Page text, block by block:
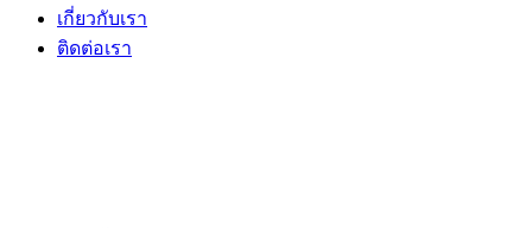
เกี่ยวกับเรา
ติดต่อเรา